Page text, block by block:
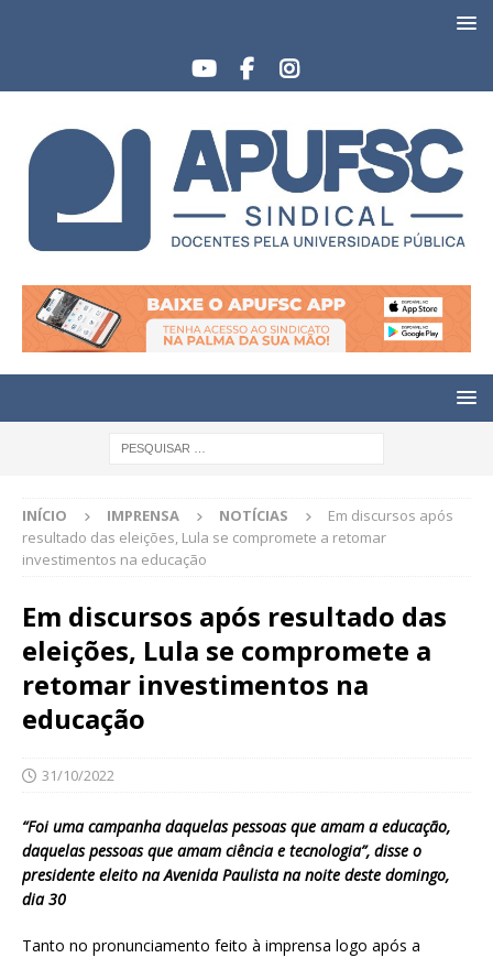
INÍCIO IMPRENSA NOTÍCIAS
Em discursos após
resultado das eleições, Lula se compromete a retomar
investimentos na educação
Em discursos após resultado das
eleições, Lula se compromete a
retomar investimentos na
educação
31/10/2022
“Foi uma campanha daquelas pessoas que amam a educação,
daquelas pessoas que amam ciência e tecnologia”, disse o
presidente eleito na Avenida Paulista na noite deste domingo,
dia 30
Tanto no pronunciamento feito à imprensa logo após a